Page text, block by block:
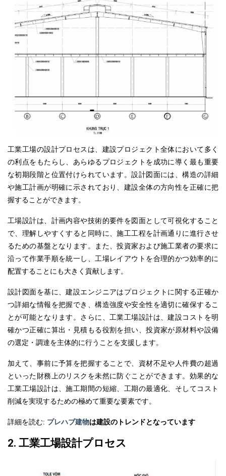
工業工場の設計プロセス は、建設プロジェクト全体において多く
の利点をもたらし、あらゆるプロジェクトを成功に導く最も重要
な初期段階と位置付けられています。設計図面には、構造の詳細
や施工計画が明確に示されており、建設全体の方向性を正確に把
握することができます。
工場設計は、計画内容や技術的要件を図面として可視化すること
で 、理解しやすくすると同時に、施工工程を計画通りに進行させ
るための基盤となります。また、投資家および施工業者の要求に
沿って作業手順を統一し、工場レイアウトを合理的かつ効率的に
配置することにも大きく貢献します。
設計図面を基に、建設エンジニアはプロジェクトに関する正確か
つ詳細な情報を把握でき、構造強度や安全性を適切に確保するこ
とが可能となります。さらに、 工業工場設計は、建設コストを明
確かつ正確に算出・見積もる役割を担い、投資家が原材料や設備
の選定・調達を主体的に行うことを支援します。
加えて、事前に予算を把握することで、資材不足や人件費の超過
といった財務上のリスクを未然に防ぐことができます。 効果的な
工業工場設計は、施工期間の短縮、工期の最適化、そしてコスト
削減を実現するための極めて重要な要素です。
詳細を読む: プレハブ建物は建設のトレンドとなっています
2. 工業工場設計プロセス